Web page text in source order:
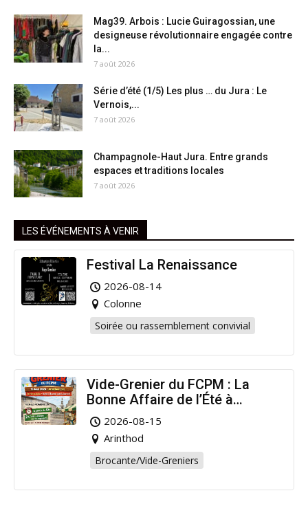
Mag39. Arbois : Lucie Guiragossian, une
designeuse révolutionnaire engagée contre
la...
7 août 2026
Série d’été (1/5) Les plus … du Jura : Le
Vernois,...
7 août 2026
Champagnole-Haut Jura. Entre grands
espaces et traditions locales
7 août 2026
LES ÉVÉNEMENTS À VENIR
Festival La Renaissance
2026-08-14
Colonne
Soirée ou rassemblement convivial
Vide-Grenier du FCPM : La
Bonne Affaire de l’Été à
Arinthod !
2026-08-15
Arinthod
Brocante/Vide-Greniers